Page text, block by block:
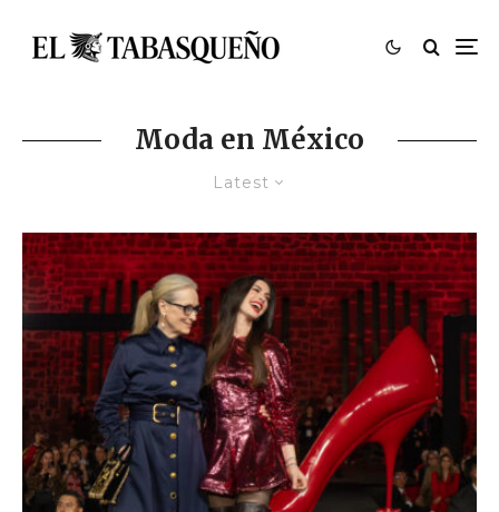
Moda en México
Latest